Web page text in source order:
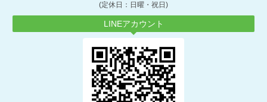
(定休日：日曜・祝日)
LINEアカウント